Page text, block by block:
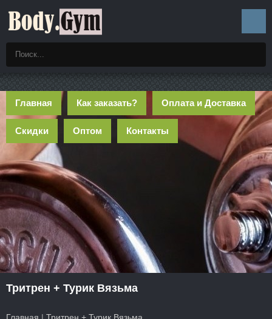
Главная Как заказать? Оплата и Доставка
Скидки Оптом Контакты
Тритрен + Турик Вязьма